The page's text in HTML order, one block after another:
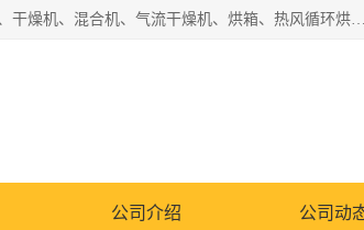
常州市圣祥干燥设备有限公司以生产干燥设备为主导产品，提供：干燥设备、干燥机、混合机、气流干燥机、烘箱、热风循环烘箱、沸腾干燥机、烘干机、喷雾干燥机等产品的生产、制造与销售服务。
公司介绍 公司动